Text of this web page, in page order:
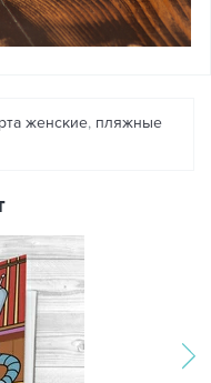
женские, пляжные